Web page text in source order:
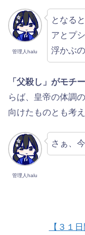
管理人halu
となる
アとプ
浮かぶ
「父殺し」がモチ
らば、皇帝の体調
向けたものとも考
管理人halu
さぁ、
【３１